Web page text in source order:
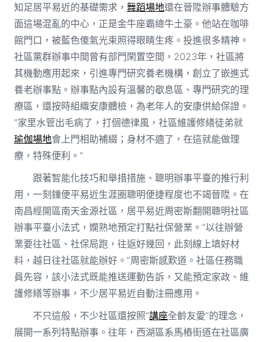
知足居平易近的基礎需求， 舞蹈場地還在晉陞辦事體驗方
面這場混亂的中心，正是金牛座霸總牛土豪。他站在咖啡
館門口，被藍色傻氣光束照得眼睛生疼。投進很多精神。
社區黨群辦事中間曾有部門閑置空間，2023年，社區將
其機動應用起來，引進專門研究養老機構，創立了嵌進式
養老辦事點。辦事點內設有溫馨的歇息區、專門研究的理
療區，還按時組織安康體檢，為老年人的安康供給保證。
“家里水管出毛病了，打個德律風，社區維護修繕徒弟就
瑜伽場地會上門相助補綴；身材不適了，在這就能做理
療，特殊便利。”
跟著智能化技巧和舉措措施、聰明辦事平臺的推行利
用，一刻鐘便平易近生涯圈聰明便捷程度也不竭晉陞。在
南昌經開區南天金源社區，居平易近周密斯翻開聰明社區
辦事平臺小法式，嫻熟地預定打點社保營業。“以往辦營
業要往社區、社保局跑，往返好幾回，此刻線上填好材
料，越日往社區就能辦好。”周密斯感歎道。社區任務職
員先容，該小法式既能推送運動告訴，又能預定家政、維
護修繕等辦事，不少居平易近自動注冊應用。
不只這般，不少社區還按照“講座全齡友愛”的理念，
展開一系列特點辦事。往年，西湖區系馬樁街道在社區廣